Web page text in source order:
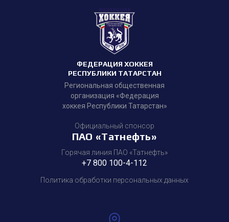
ФЕДЕРАЦИЯ ХОККЕЯ
РЕСПУБЛИКИ ТАТАРСТАН
Региональная общественная
организация «Федерация
хоккея Республики Татарстан»
Официальный спонсор
ПАО «Татнефть»
Горячая линия ПАО «Татнефть»
+7 800 100-4-112
Политика обработки персональных данных